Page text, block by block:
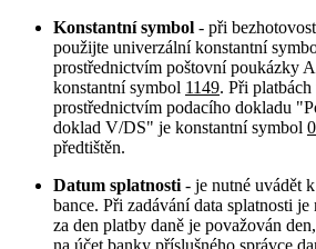
Konstantní symbol - při
použijte univerzální konstantní
prostřednictvím poštovní poukázky
konstantní symbol 1149. Při
prostřednictvím podacího dokladu
doklad V/DS" je konstantní symbol
předtištěn.
Datum splatnosti - je nutné uvádět
bance. Při zadávání data splatnosti
za den platby daně je považován
na účet banky příslušného správce